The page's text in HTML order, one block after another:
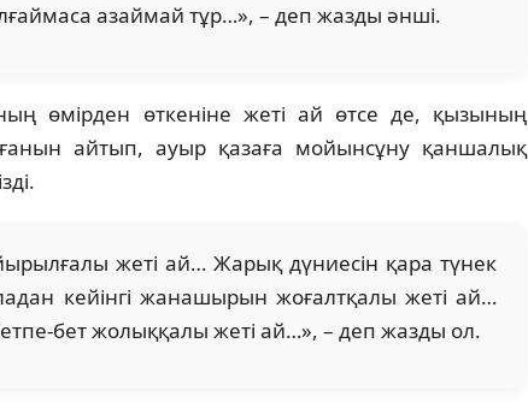
азаймай тұр…», – деп жазды әнші.
өмірден өткеніне жеті ай өтсе де, қызының
айтып, ауыр қазаға мойынсұну қаншалық
жеті ай… Жарық дүниесін қара түнек
кейінгі жанашырын жоғалтқалы жеті ай…
бет жолыққалы жеті ай…», – деп жазды ол.